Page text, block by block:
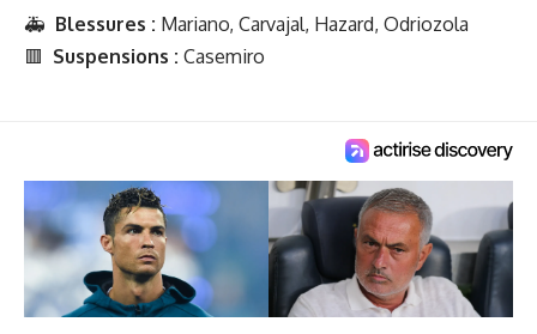
🚑 Blessures : Mariano, Carvajal, Hazard, Odriozola
🟥 Suspensions : Casemiro